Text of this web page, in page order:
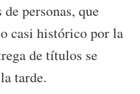
personas, que
casi histórico por la
de títulos se
tarde.